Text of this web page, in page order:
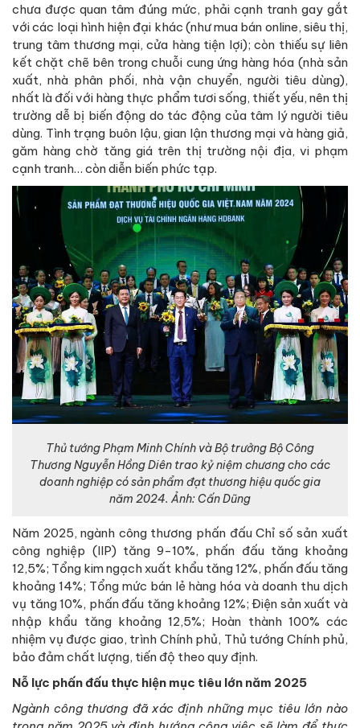
chưa được quan tâm đúng mức, phải cạnh tranh gay gắt
với các loại hình hiện đại khác (như mua bán online, siêu thị,
trung tâm thương mại, cửa hàng tiện lợi); còn thiếu sự liên
kết chặt chẽ bên trong chuỗi cung ứng hàng hóa (nhà sản
xuất, nhà phân phối, nhà vận chuyển, người tiêu dùng),
nhất là đối với hàng thực phẩm tươi sống, thiết yếu, nên thị
trường dễ bị biến động do tác động của tâm lý người tiêu
dùng. Tình trạng buôn lậu, gian lận thương mại và hàng giả,
găm hàng chờ tăng giá trên thị trường nội địa, vi phạm
cạnh tranh… còn diễn biến phức tạp.
Thủ tướng Phạm Minh Chính và Bộ trưởng Bộ Công
Thương Nguyễn Hồng Diên trao kỷ niệm chương cho các
doanh nghiệp có sản phẩm đạt thương hiệu quốc gia
năm 2024. Ảnh: Cấn Dũng
Năm 2025, ngành công thương phấn đấu Chỉ số sản xuất
công nghiệp (IIP) tăng 9-10%, phấn đấu tăng khoảng
12,5%; Tổng kim ngạch xuất khẩu tăng 12%, phấn đấu tăng
khoảng 14%; Tổng mức bán lẻ hàng hóa và doanh thu dịch
vụ tăng 10%, phấn đấu tăng khoảng 12%; Điện sản xuất và
nhập khẩu tăng khoảng 12,5%; Hoàn thành 100% các
nhiệm vụ được giao, trình Chính phủ, Thủ tướng Chính phủ,
bảo đảm chất lượng, tiến độ theo quy định.
Nỗ lực phấn đấu thực hiện mục tiêu lớn năm 2025
Ngành công thương đã xác định những mục tiêu lớn nào